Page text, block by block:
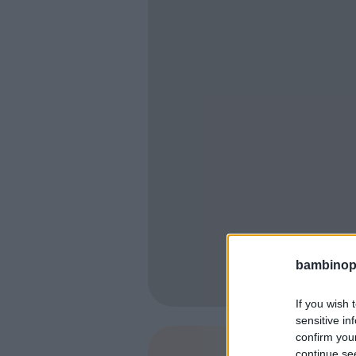
If you wish
sensitive
confirm